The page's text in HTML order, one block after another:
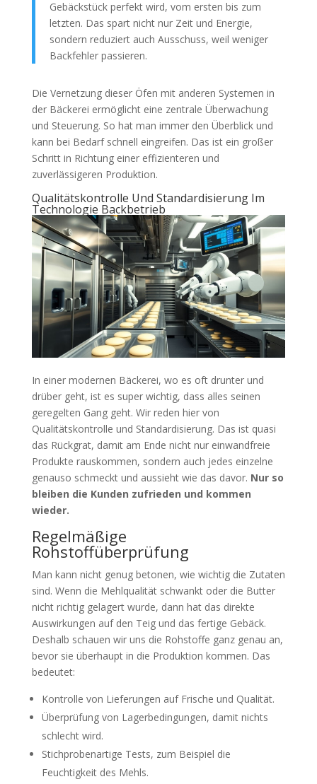
Gebäckstück perfekt wird, vom ersten bis zum
letzten. Das spart nicht nur Zeit und Energie,
sondern reduziert auch Ausschuss, weil weniger
Backfehler passieren.
Die Vernetzung dieser Öfen mit anderen Systemen in
der Bäckerei ermöglicht eine zentrale Überwachung
und Steuerung. So hat man immer den Überblick und
kann bei Bedarf schnell eingreifen. Das ist ein großer
Schritt in Richtung einer effizienteren und
zuverlässigeren Produktion.
Qualitätskontrolle Und Standardisierung Im
Technologie Backbetrieb
In einer modernen Bäckerei, wo es oft drunter und
drüber geht, ist es super wichtig, dass alles seinen
geregelten Gang geht. Wir reden hier von
Qualitätskontrolle und Standardisierung. Das ist quasi
das Rückgrat, damit am Ende nicht nur einwandfreie
Produkte rauskommen, sondern auch jedes einzelne
genauso schmeckt und aussieht wie das davor. Nur so
bleiben die Kunden zufrieden und kommen
wieder.
Regelmäßige
Rohstoffüberprüfung
Man kann nicht genug betonen, wie wichtig die Zutaten
sind. Wenn die Mehlqualität schwankt oder die Butter
nicht richtig gelagert wurde, dann hat das direkte
Auswirkungen auf den Teig und das fertige Gebäck.
Deshalb schauen wir uns die Rohstoffe ganz genau an,
bevor sie überhaupt in die Produktion kommen. Das
bedeutet:
Kontrolle von Lieferungen auf Frische und Qualität.
Überprüfung von Lagerbedingungen, damit nichts
schlecht wird.
Stichprobenartige Tests, zum Beispiel die
Feuchtigkeit des Mehls.